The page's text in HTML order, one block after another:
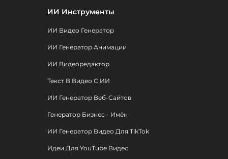
ИИ Инструменты
ИИ Видео Генератор
ИИ Генератор Анимации
ИИ Видеоредактор
Текст В Видео С ИИ
ИИ Генератор Веб-Сайтов
Генератор Бизнес - Имён
ИИ Генератор Видео Для TikTok
Идеи Для YouTube Видео